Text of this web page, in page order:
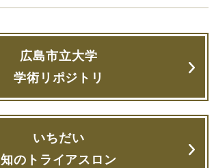
広島市立大学
学術リポジトリ
いちだい
知のトライアスロン